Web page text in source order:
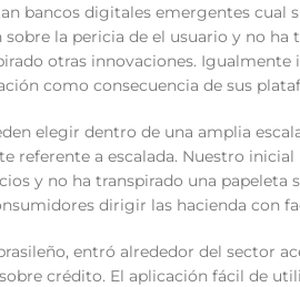
bancos digitales emergentes cual
la pericia de el usuario y no
otras innovaciones.
como consecuencia de sus
elegir dentro de una amplia
referente a escalada. Nuestro
y no ha transpirado una
dirigir las hacienda con
entró alrededor del sector
crédito. El aplicación fácil de